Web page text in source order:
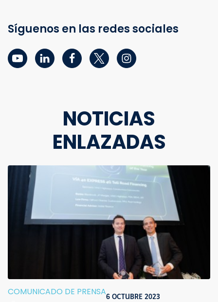
NOTICIAS
ENLAZADAS
COMUNICADO DE PRENSA6 OCTUBRE 2023
Síguenos en las redes sociales